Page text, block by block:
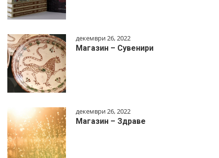
декември 26, 2022
Магазин – Сувенири
декември 26, 2022
Магазин – Здраве